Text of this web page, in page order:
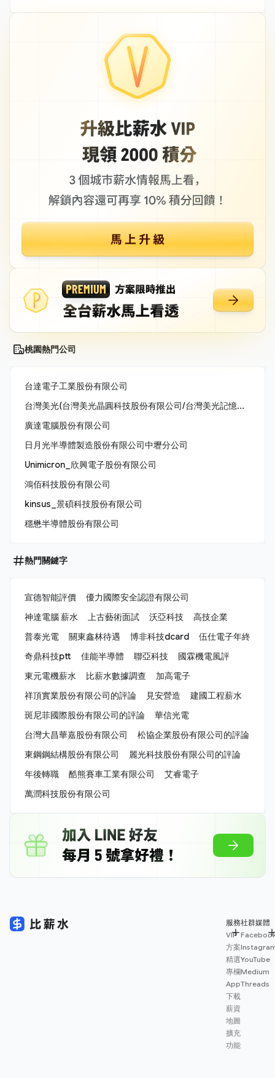
桃園熱門公司
台達電子工業股份有限公司
台灣美光(台灣美光晶圓科技股份有限公司/台灣美光記憶體股份有限公司/美商美光亞太科技股份有限公司)
廣達電腦股份有限公司
日月光半導體製造股份有限公司中壢分公司
Unimicron_欣興電子股份有限公司
鴻佰科技股份有限公司
kinsus_景碩科技股份有限公司
穩懋半導體股份有限公司
熱門關鍵字
宣德智能評價
優力國際安全認證有限公司
神達電腦 薪水
上古藝術面試 沃亞科技
高技企業
普泰光電
關東鑫林待遇 博非科技dcard
伍仕電子年終
奇鼎科技ptt
佳能半導體 聯亞科技
國霖機電風評
東元電機薪水
比薪水數據調查
加高電子
祥頂實業股份有限公司的評論
見安營造
建國工程薪水
斑尼菲國際股份有限公司的評論
華信光電
台灣大昌華嘉股份有限公司
松協企業股份有限公司的評論
東鋼鋼結構股份有限公司
麗光科技股份有限公司的評論
年後轉職
酷熊賽車工業有限公司
艾睿電子
萬潤科技股份有限公司
服務
VIP
方案
精選
專欄
App
下載
薪資
地圖
擴充
功能
社群媒體
YouTube
Medium
Threads